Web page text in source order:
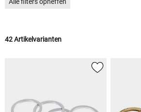
42 Artikelvarianten